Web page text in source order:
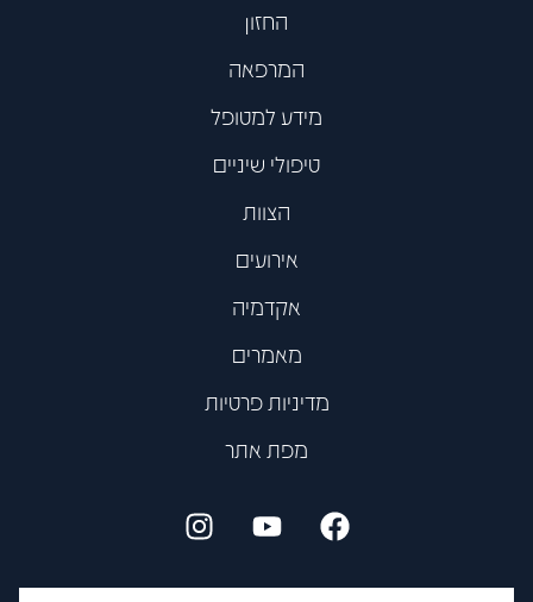
החזון
המרפאה
מידע למטופל
טיפולי שיניים
הצוות
אירועים
אקדמיה
מאמרים
מדיניות פרטיות
מפת אתר